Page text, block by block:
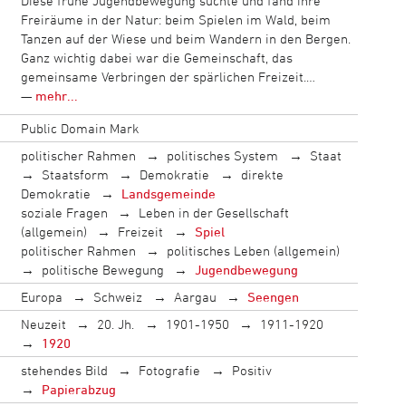
Freiräume in der Natur: beim Spielen im Wald, beim
Tanzen auf der Wiese und beim Wandern in den Bergen.
Ganz wichtig dabei war die Gemeinschaft, das
gemeinsame Verbringen der spärlichen Freizeit.…
— mehr...
Public Domain Mark
politischer Rahmen politisches System
Staat
Staatsform
Demokratie
direkte
Demokratie
Landsgemeinde
soziale Fragen
Leben in der Gesellschaft
(allgemein)
Freizeit
Spiel
politischer Rahmen
politisches Leben (allgemein)
politische Bewegung
Jugendbewegung
Europa Schweiz Aargau
Seengen
Neuzeit 20. Jh. 1901-1950
1911-1920
1920
stehendes Bild Fotografie
Positiv
Papierabzug